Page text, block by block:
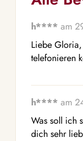
h**** am
Liebe
telefonieren
h**** am
Was soll ich
dich sehr